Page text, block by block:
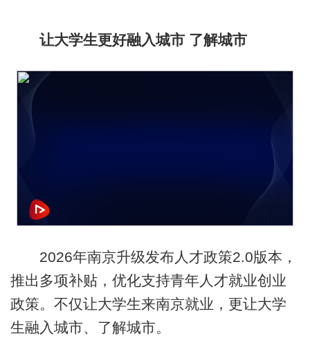
让大学生更好融入城市 了解城市
2026年南京升级发布人才政策2.0版本，
推出多项补贴，优化支持青年人才就业创业
政策。不仅让大学生来南京就业，更让大学
生融入城市、了解城市。